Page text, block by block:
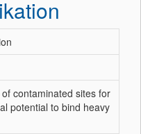
contaminated sites for
potential to bind heavy